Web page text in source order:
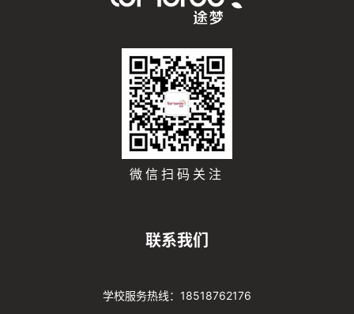
微信扫码关注
联系我们
学校服务热线：18518762176